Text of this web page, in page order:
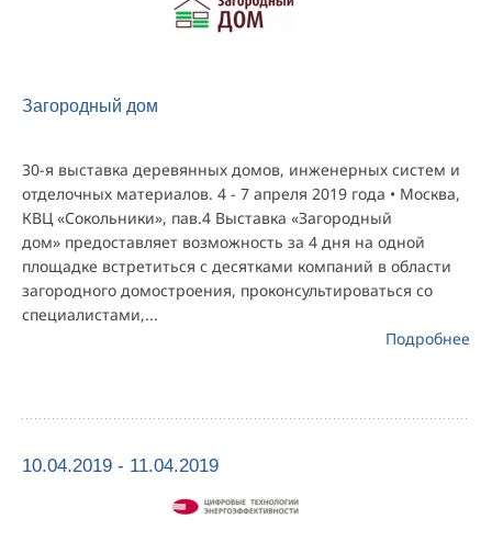
Загородный дом
30-я выставка деревянных домов, инженерных систем и
отделочных материалов. 4 - 7 апреля 2019 года • Москва,
КВЦ «Сокольники», пав.4 Выставка «Загородный
дом» предоставляет возможность за 4 дня на одной
площадке встретиться с десятками компаний в области
загородного домостроения, проконсультироваться со
специалистами,...
Подробнее
10.04.2019 - 11.04.2019